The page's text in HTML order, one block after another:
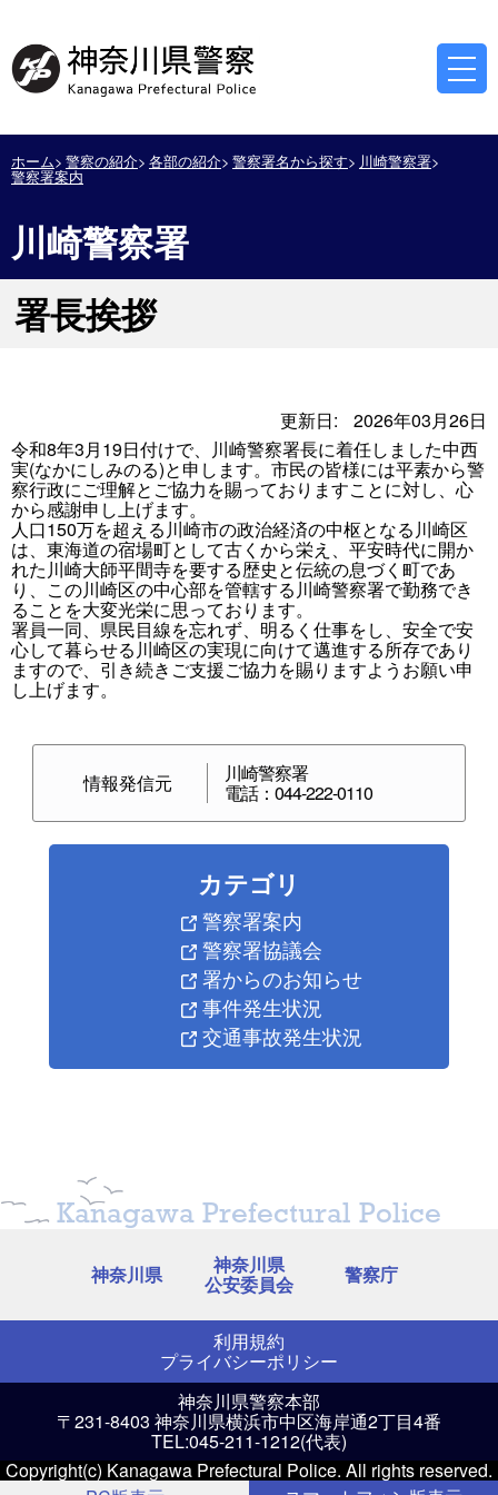
ホーム 警察の紹介 各部の紹介 警察署名から探す 川崎警察署
警察署案内
川崎警察署
署長挨拶
更新日:
2026年03月26日
令和8年3月19日付けで、川崎警察署長に着任しました中西
実(なかにしみのる)と申します。市民の皆様には平素から警
察行政にご理解とご協力を賜っておりますことに対し、心
から感謝申し上げます。
人口150万を超える川崎市の政治経済の中枢となる川崎区
は、東海道の宿場町として古くから栄え、平安時代に開か
れた川崎大師平間寺を要する歴史と伝統の息づく町であ
り、この川崎区の中心部を管轄する川崎警察署で勤務でき
ることを大変光栄に思っております。
署員一同、県民目線を忘れず、明るく仕事をし、安全で安
心して暮らせる川崎区の実現に向けて邁進する所存であり
ますので、引き続きご支援ご協力を賜りますようお願い申
し上げます。
情報発信元 川崎警察署
電話：044-222-0110
カテゴリ
警察署案内
警察署協議会
署からのお知らせ
事件発生状況
交通事故発生状況
Kanagawa Prefectural Police
神奈川県 神奈川県
公安委員会 警察庁
利用規約
プライバシーポリシー
神奈川県警察本部
〒231-8403 神奈川県横浜市中区海岸通2丁目4番
TEL:045-211-1212(代表)
Copyright(c) Kanagawa Prefectural Police. All rights reserved.